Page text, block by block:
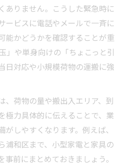
した費用比較のポイント
無駄なくコストを抑える方
ら今日できる準備とは
応を叶える当日準備リスト
をスムーズに進めるコツ
きの段取りを把握しよう
に慌てないための準備術
ありません。こうした緊急時に
ービスに電話やメールで一斉に
能かどうかを確認することが重
」や単身向けの「ちょこっと引
日対応や小規模荷物の運搬に強
、荷物の量や搬出入エリア、到
極力具体的に伝えることで、業
しやすくなります。例えば、
浦和区まで、小型家電と家具の
前にまとめておきましょう。